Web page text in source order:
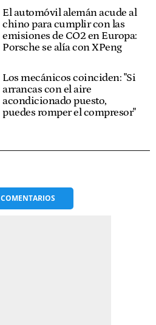
El automóvil alemán acude al
chino para cumplir con las
emisiones de CO2 en Europa:
Porsche se alía con XPeng
Los mecánicos coinciden: "Si
arrancas con el aire
acondicionado puesto,
puedes romper el compresor"
COMENTARIOS